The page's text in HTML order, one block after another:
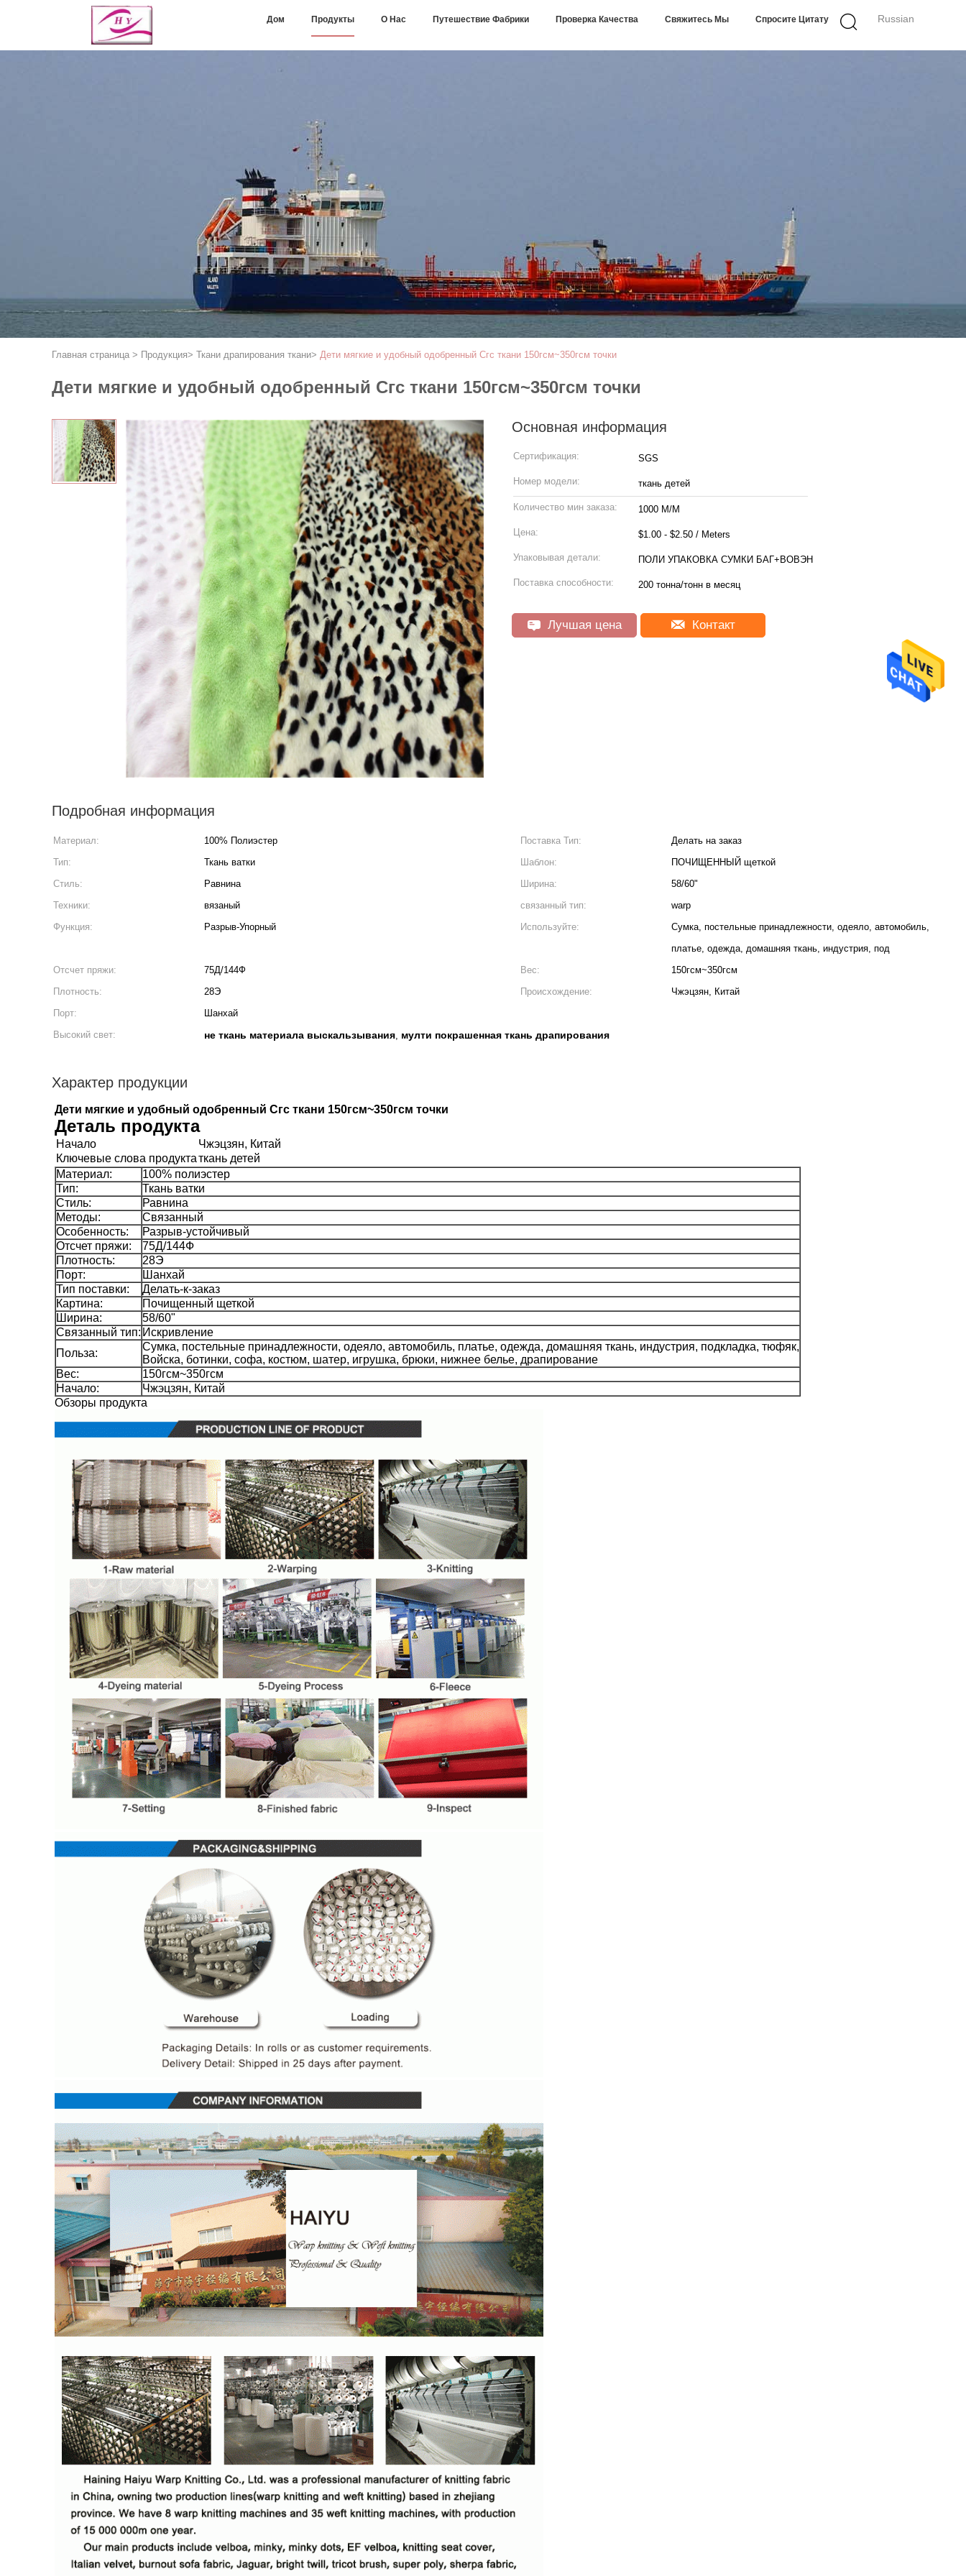
Оставьте сообщение
Мы скоро тебе перезвоним!
Отправить
Russian
Дом Продукты О Нас Путешествие Фабрики Проверка Качества Свяжитесь Мы Спросите Цитату
Главная страница > Продукция> Ткани драпирования ткани> Дети мягкие и удобный одобренный Сгс ткани 150гсм~350гсм точки
Дети мягкие и удобный одобренный Сгс ткани 150гсм~350гсм точки
Основная информация
Сертификация: SGS
Номер модели: ткань детей
Количество мин заказа: 1000 М/М
Цена: $1.00 - $2.50 / Meters
Упаковывая детали: ПОЛИ УПАКОВКА СУМКИ БАГ+ВОВЭН
Поставка способности: 200 тонна/тонн в месяц
Лучшая цена Контакт
Подробная информация
Материал: 100% Полиэстер Поставка Тип:
Делать на заказ
Тип:
Ткань ватки Шаблон:
ПОЧИЩЕННЫЙ щеткой
Стиль:
Равнина Ширина:
58/60"
Техники:
вязаный связанный тип:
warp
Функция:
Разрыв-Упорный Используйте:
Сумка, постельные принадлежности, одеяло, автомобиль,
платье, одежда, домашняя ткань, индустрия, под
Отсчет пряжи:
75Д/144Ф Вес:
150гсм~350гсм
Плотность:
28Э Происхождение:
Чжэцзян, Китай
Порт:
Шанхай
Высокий свет:
не ткань материала выскальзывания, мулти покрашенная ткань драпирования
Характер продукции
Дети мягкие и удобный одобренный Сгс ткани 150гсм~350гсм точки
Деталь продукта
Начало
Чжэцзян, Китай
Ключевые слова продуктаткань детей
Материал:
100% полиэстер
Тип:
Ткань ватки
Стиль:
Равнина
Методы:
Связанный
Особенность:
Разрыв-устойчивый
Отсчет пряжи:
75Д/144Ф
Плотность:
28Э
Порт:
Шанхай
Тип поставки:
Делать-к-заказ
Картина:
Почищенный щеткой
Ширина:
58/60"
Связанный тип: Искривление
Польза:
Сумка, постельные принадлежности, одеяло, автомобиль, платье, одежда, домашняя ткань, индустрия, подкладка, тюфяк,
Войска, ботинки, софа, костюм, шатер, игрушка, брюки, нижнее белье, драпирование
Вес:
150гсм~350гсм
Начало:
Чжэцзян, Китай
Обзоры продукта